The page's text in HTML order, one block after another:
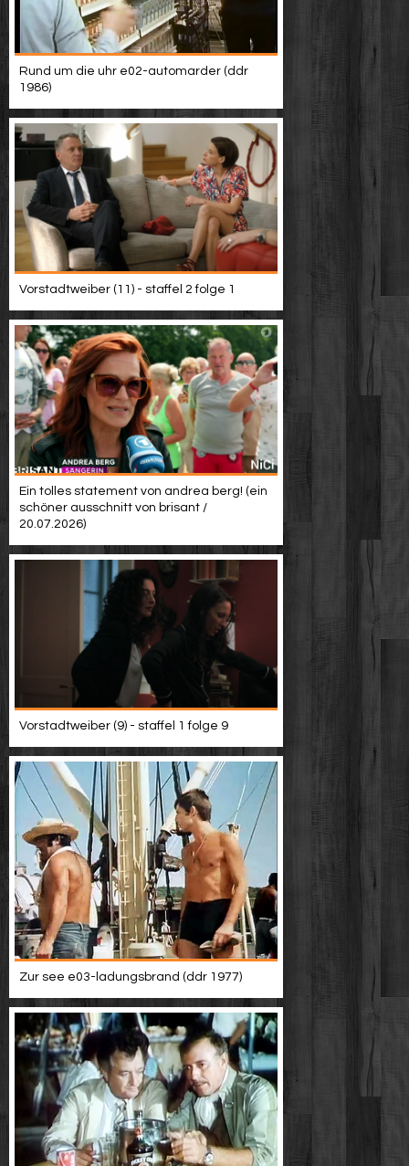
Rund um die uhr e02-automarder (ddr
1986)
Vorstadtweiber (11) - staffel 2 folge 1
Ein tolles statement von andrea berg! (ein
schöner ausschnitt von brisant /
20.07.2026)
Vorstadtweiber (9) - staffel 1 folge 9
Zur see e03-ladungsbrand (ddr 1977)